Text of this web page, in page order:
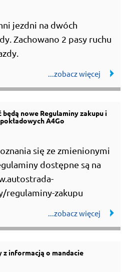
jezdni na dwóch
Zachowano 2 pasy ruchu
nowe Regulaminy zakupu i
A4Go
się ze zmienionymi
dostępne są na
regulaminy-zakupu
z informacją o mandacie